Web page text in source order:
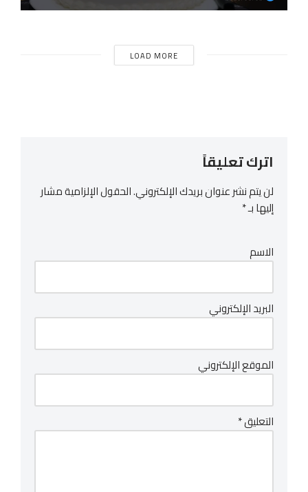
LOAD MORE
اترك تعليقاً
لن يتم نشر عنوان بريدك الإلكتروني.الحقول الإلزامية مشار
إليها بـ*
الاسم
البريد الإلكتروني
الموقع الإلكتروني
التعليق*